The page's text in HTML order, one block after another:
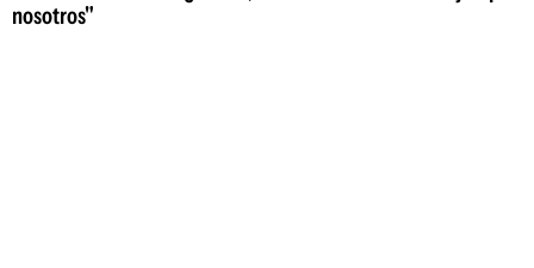
nosotros"